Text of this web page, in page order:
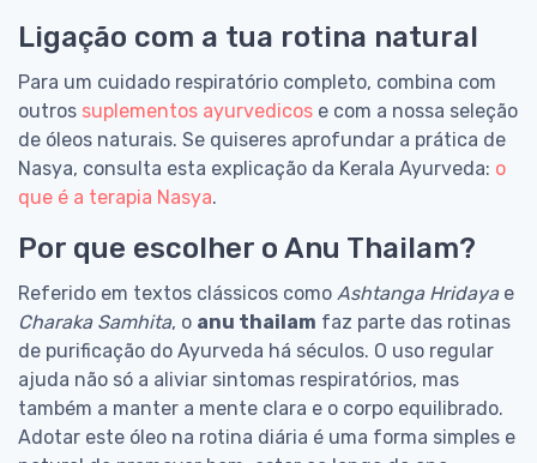
Ligação com a tua rotina natural
Para um cuidado respiratório completo, combina com
outros suplementos ayurvedicos e com a nossa seleção
de óleos naturais. Se quiseres aprofundar a prática de
Nasya, consulta esta explicação da Kerala Ayurveda: o
que é a terapia Nasya.
Por que escolher o Anu Thailam?
Referido em textos clássicos como Ashtanga Hridayae
Charaka Samhita, o anu thailam faz parte das rotinas
de purificação do Ayurveda há séculos. O uso regular
ajuda não só a aliviar sintomas respiratórios, mas
também a manter a mente clara e o corpo equilibrado.
Adotar este óleo na rotina diária é uma forma simples e